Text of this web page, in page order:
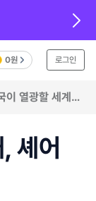
0원 로그인
열광할 세계
셰어